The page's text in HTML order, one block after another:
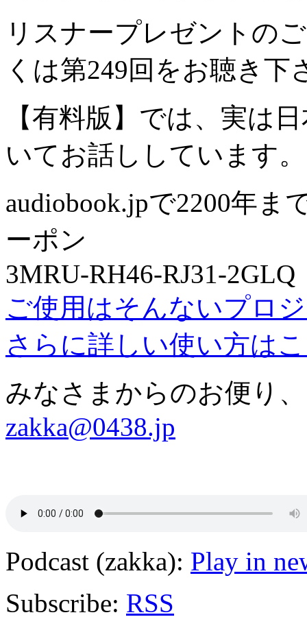
リスナープレゼントの
くは第249回をお聴き下
【有料版】では、実は
いてお話ししています。
audiobook.jpで2200年ま
ーポン
3MRU-RH46-RJ31-2GLQ
ご使用はそんないプロ
さらに詳しい使い方は
みなさまからのお便り
zakka@0438.jp
Podcast (zakka): Play in
Subscribe: RSS